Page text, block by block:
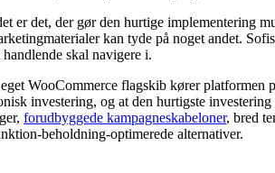
er det, der gør den hurtige implementering
kan tyde på noget andet.
skal navigere i.
WooCommerce flagskib kører platformen
investering, og at den hurtigste
forudbyggede kampagneskabeloner, bred
beholdning-optimerede alternativer.